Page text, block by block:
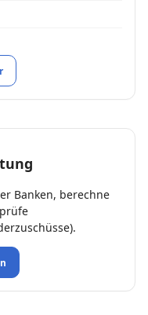
Banken, berechne